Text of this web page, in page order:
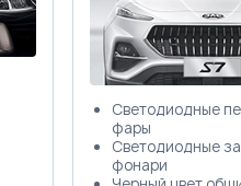
Светодиодные
фары
Светодиодные
фонари